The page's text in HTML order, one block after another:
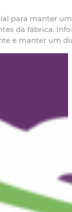
para manter
da fábrica.
e manter um